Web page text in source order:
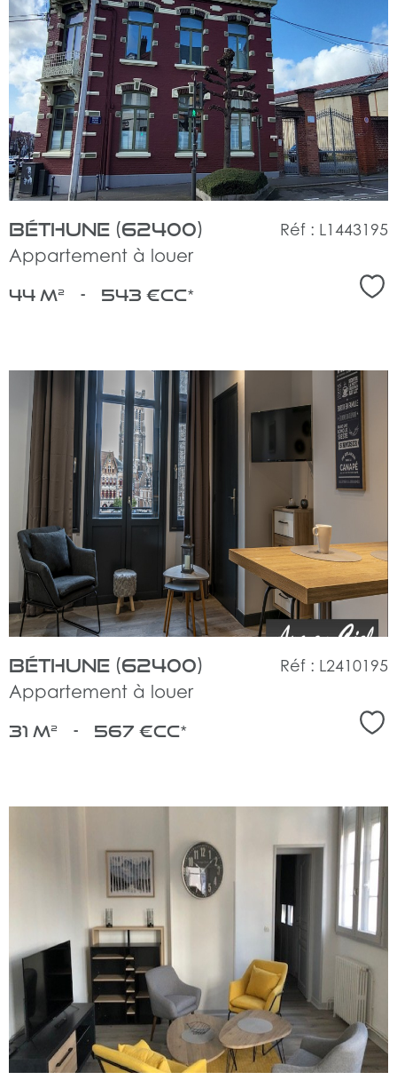
voir
le
bien
Béthune (62400)
Appartement à louer
Réf : L1443195
44 m² - 543 €CC*
voir
le
bien
Béthune (62400)
Appartement à louer
Réf : L2410195
31 m² - 567 €CC*
voir
bien